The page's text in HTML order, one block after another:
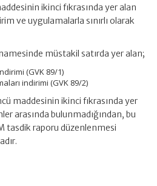
ikinci fıkrasında yer alan
ve uygulamalarla sınırlı olarak
müstakil satırda yer alan;
(GVK 89/1)
indirimi (GVK 89/2)
maddesinin ikinci fıkrasında yer
arasında bulunmadığından, bu
tasdik raporu düzenlenmesi